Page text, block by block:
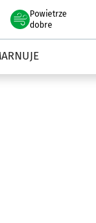
Powietrze
we Wrocławiu
dobre